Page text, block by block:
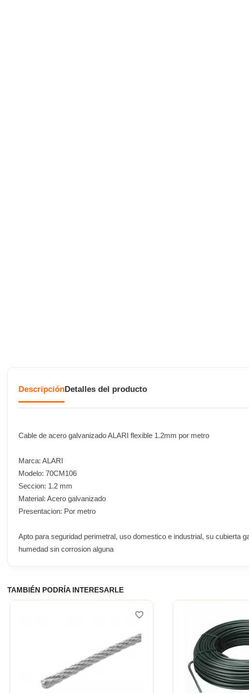
DescripciónDetalles del producto
Cable de acero galvanizado ALARI flexible 1.2mm por metro
Marca: ALARI
Modelo: 70CM106
Seccion: 1.2 mm
Material: Acero galvanizado
Presentacion: Por metro
Apto para seguridad perimetral, uso domestico e industrial, su cubierta
humedad sin corrosion alguna
TAMBIÉN PODRÍA INTERESARLE
favorite_border